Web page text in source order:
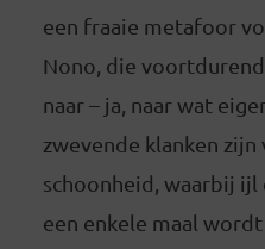
een fraaie metafoor
Nono, die
naar – ja, naar wat
zwevende klanken zijn
schoonheid, waarbij ijl
een enkele maal